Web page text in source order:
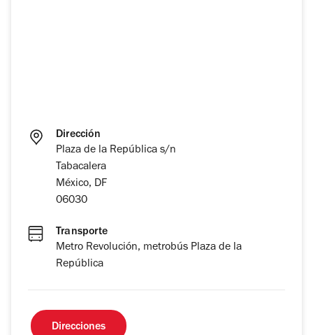
Dirección
Plaza de la República s/n
Tabacalera
México, DF
06030
Transporte
Metro Revolución, metrobús Plaza de la
República
Direcciones